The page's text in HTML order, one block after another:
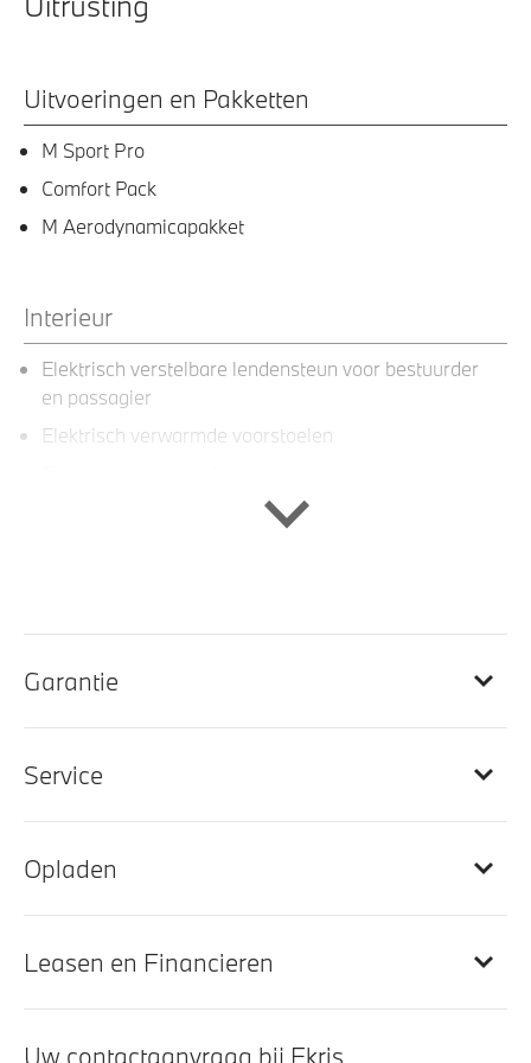
Uitvoeringen en Pakketten
M Sport Pro
Comfort Pack
M Aerodynamicapakket
Interieur
Elektrisch verstelbare lendensteun voor bestuurder
en passagier
Elektrisch verwarmde voorstoelen
Leder Vernasca Schwarz stiksel Blau Schwarz
buitenspiegel aan bestuurderszijde
BMW Widescreen Display
M Hemelbekleding in Anthrazit
Garantie
Service
Opladen
Leasen en Financieren
Uw contactaanvraag bij Ekris